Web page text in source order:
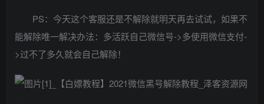
PS：今天这个客服还是不解除就明天再去试试，如果不
能解除唯一解决办法：多活跃自己微信号->多使用微信支付-
>过不了多久就会自己解除！